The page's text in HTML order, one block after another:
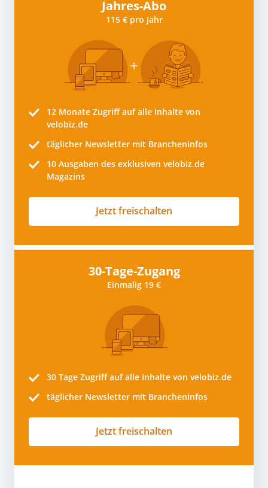
Jahres-Abo
115 € pro Jahr
12 Monate Zugriff auf alle Inhalte von
velobiz.de
täglicher Newsletter mit Brancheninfos
10 Ausgaben des exklusiven velobiz.de
Magazins
Jetzt freischalten
30-Tage-Zugang
Einmalig 19 €
30 Tage Zugriff auf alle Inhalte von velobiz.de
täglicher Newsletter mit Brancheninfos
Jetzt freischalten